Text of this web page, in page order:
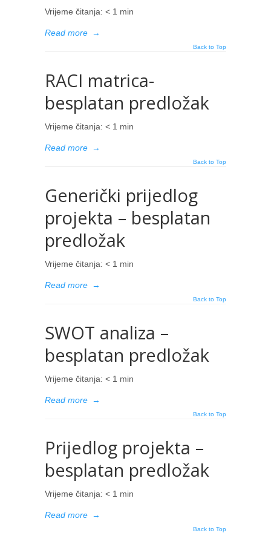
Vrijeme čitanja: < 1 min
Read more →
Back to Top
RACI matrica-
besplatan predložak
Vrijeme čitanja: < 1 min
Read more →
Back to Top
Generički prijedlog
projekta – besplatan
predložak
Vrijeme čitanja: < 1 min
Read more →
Back to Top
SWOT analiza –
besplatan predložak
Vrijeme čitanja: < 1 min
Read more →
Back to Top
Prijedlog projekta –
besplatan predložak
Vrijeme čitanja: < 1 min
Read more →
Back to Top